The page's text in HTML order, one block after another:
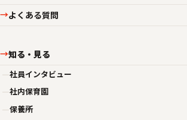
→よくある質問
→知る・見る
社員インタビュー
社内保育園
保養所